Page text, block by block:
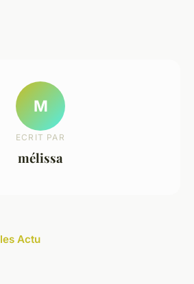
M
ECRIT PAR
mélissa
Actu